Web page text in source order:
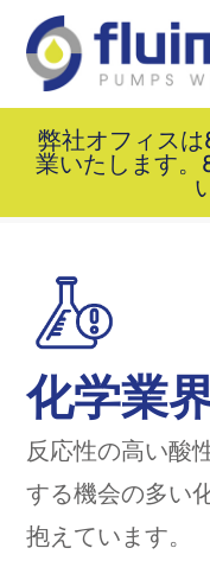
弊社オフィス
業いたします。
化学業
反応性の高い酸
する機会の多い
抱えています。